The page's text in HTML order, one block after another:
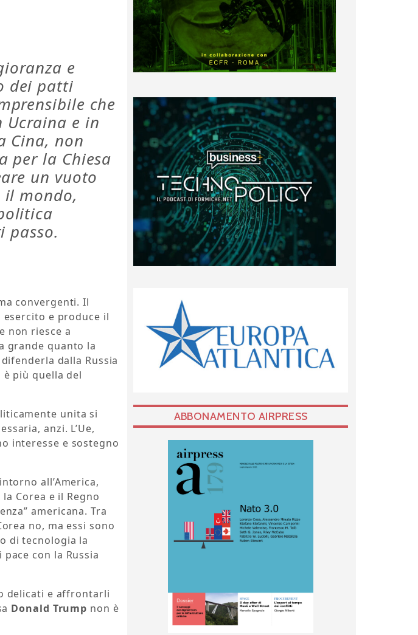
e
dei patti
che
Ucraina e in
Cina, non
per la Chiesa
un vuoto
mondo,
convergenti. Il
esercito e produce il
non riesce a
grande quanto la
dalla Russia
più quella del
unita si
anzi. L’Ue,
interesse e sostegno
all’America,
Corea e il Regno
americana. Tra
no, ma essi sono
di tecnologia la
con la Russia
delicati e affrontarli
Donald Trump non è
ABBONAMENTO AIRPRESS